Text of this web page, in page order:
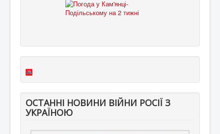
ОСТАННІ НОВИНИ ВІЙНИ РОСІЇ З
УКРАЇНОЮ